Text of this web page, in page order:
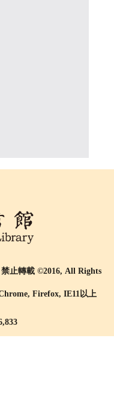
止轉載 ©2016, All Rights
Firefox, IE11以上